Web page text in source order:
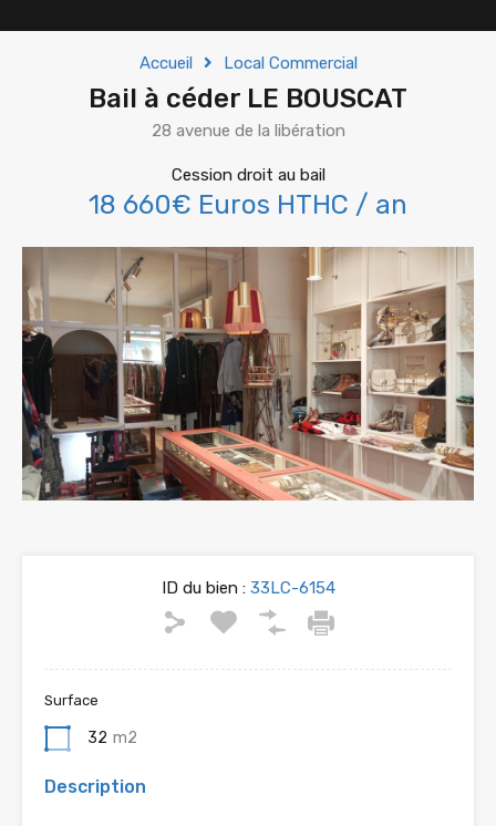
Accueil Local Commercial
Bail à céder LE BOUSCAT
28 avenue de la libération
Cession droit au bail
18 660€ Euros HTHC / an
ID du bien :33LC-6154
Surface
32 m2
Description